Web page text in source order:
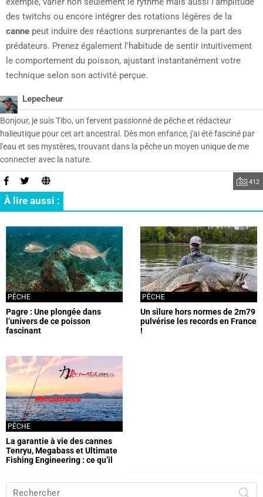
des twitchs ou encore intégrer des rotations légères de la
canne peut induire des réactions surprenantes de la part des
prédateurs. Prenez également l'habitude de sentir intuitivement
le comportement du poisson, ajustant instantanément votre
technique selon son activité perçue.
Lepecheur
Bonjour, je suis Tibo, un fervent passionné de pêche et rédacteur
halieutique pour cet art ancestral. Dès mon enfance, j'ai été fasciné par
l'eau et ses mystères, trouvant dans la pêche un moyen unique de me
connecter avec la nature.
412
À lire aussi :
Pagre : Une plongée dans
l’univers de ce poisson
fascinant
PÊCHE
Un silure hors normes de 2m79
pulvérise les records en France
!
PÊCHE
La garantie à vie des cannes
Tenryu, Megabass et Ultimate
Fishing Engineering : ce qu’il
PÊCHE
Rechercher